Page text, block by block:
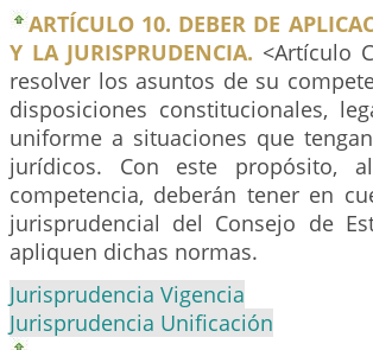
ARTÍCULO 10. DEBER DE
Y LA JURISPRUDENCIA. <Artículo
resolver los asuntos de su
disposiciones constitucionales,
uniforme a situaciones que
jurídicos. Con este propósito,
competencia, deberán tener en
jurisprudencial del Consejo de
apliquen dichas normas.
Jurisprudencia Vigencia
Jurisprudencia Unificación